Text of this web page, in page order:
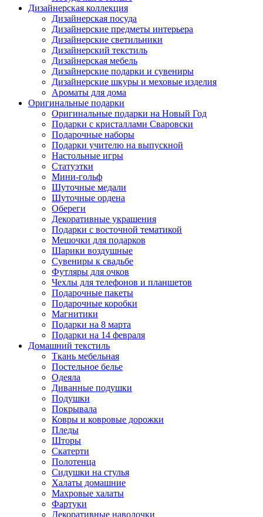
Дизайнерская коллекция
Дизайнерская посуда
Дизайнерские предметы интерьера
Дизайнерские светильники
Дизайнерский текстиль
Дизайнерская мебель
Дизайнерские подарки и сувениры
Дизайнерские шкуры и меховые изделия
Ароматы для дома
Оригинальные подарки
Оригинальные подарки на Новый Год
Подарки с кристаллами Сваровски
Подарочные наборы
Подарки учителю на выпускной
Настольные игры
Статуэтки
Мини-гольф
Шуточные медали
Шуточные ордена
Обереги
Декоративные украшения
Подарки с восточной тематикой
Мешочки для подарков
Шарики воздушные
Сувениры к свадьбе
Футляры для очков
Чехлы для телефонов и планшетов
Подарочные пакеты
Подарочные коробки
Магнитики
Подарки на 8 марта
Подарки на 14 февраля
Домашний текстиль
Ткань мебельная
Постельное белье
Одеяла
Диванные подушки
Подушки
Покрывала
Ковры и ковровые дорожки
Пледы
Шторы
Скатерти
Полотенца
Сидушки на стулья
Халаты домашние
Махровые халаты
Фартуки
Декоративные наволочки